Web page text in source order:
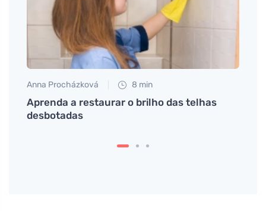
Anna Procházková 8 min
Aprenda a restaurar o brilho das telhas
desbotadas